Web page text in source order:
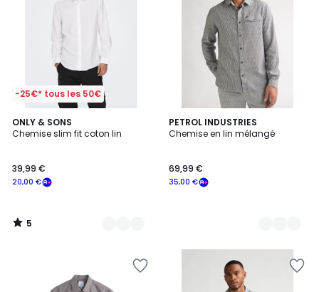
-25€* tous les 50€
ONLY & SONS
Chemise slim fit coton lin
20,00 €
39,99 €
5
/
4
Couleurs
5
/
PETROL INDUSTRIES
Chemise en lin mélangé
35,00 €
69,99 €
2
Couleurs